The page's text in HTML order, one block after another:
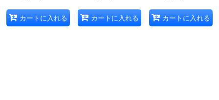
カートに入れる カートに入れる カートに入れる